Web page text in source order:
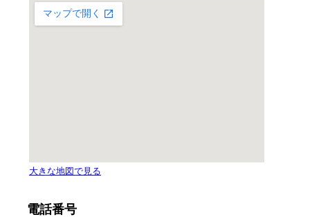
電話番号